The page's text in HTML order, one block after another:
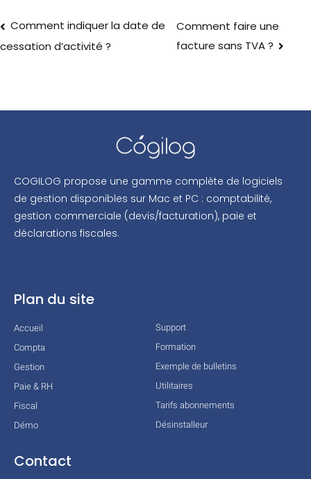
Comment indiquer la date de
cessation d’activité ?
Comment faire une
facture sans TVA ?
COGILOG propose une gamme complète de logiciels
de gestion disponibles sur Mac et PC : comptabilité,
gestion commerciale (devis/facturation), paie et
déclarations fiscales.
Plan du site
Accueil
Compta
Gestion
Paie & RH
Fiscal
Démo
Support
Formation
Exemple de bulletins
Utilitaires
Tarifs abonnements
Désinstalleur
Contact